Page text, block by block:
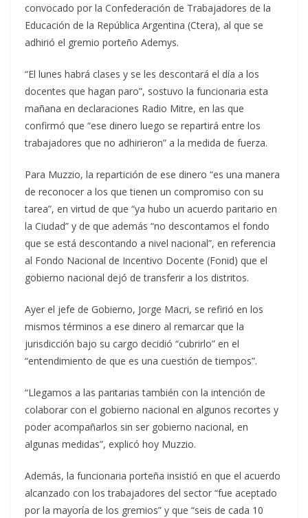
convocado por la Confederación de Trabajadores de la
Educación de la República Argentina (Ctera), al que se
adhirió el gremio porteño Ademys.
“El lunes habrá clases y se les descontará el día a los
docentes que hagan paro”, sostuvo la funcionaria esta
mañana en declaraciones Radio Mitre, en las que
confirmó que “ese dinero luego se repartirá entre los
trabajadores que no adhirieron” a la medida de fuerza.
Para Muzzio, la repartición de ese dinero “es una manera
de reconocer a los que tienen un compromiso con su
tarea”, en virtud de que “ya hubo un acuerdo paritario en
la Ciudad” y de que además “no descontamos el fondo
que se está descontando a nivel nacional”, en referencia
al Fondo Nacional de Incentivo Docente (Fonid) que el
gobierno nacional dejó de transferir a los distritos.
Ayer el jefe de Gobierno, Jorge Macri, se refirió en los
mismos términos a ese dinero al remarcar que la
jurisdicción bajo su cargo decidió “cubrirlo” en el
“entendimiento de que es una cuestión de tiempos”.
“Llegamos a las paritarias también con la intención de
colaborar con el gobierno nacional en algunos recortes y
poder acompañarlos sin ser gobierno nacional, en
algunas medidas”, explicó hoy Muzzio.
Además, la funcionaria porteña insistió en que el acuerdo
alcanzado con los trabajadores del sector “fue aceptado
por la mayoría de los gremios” y que “seis de cada 10